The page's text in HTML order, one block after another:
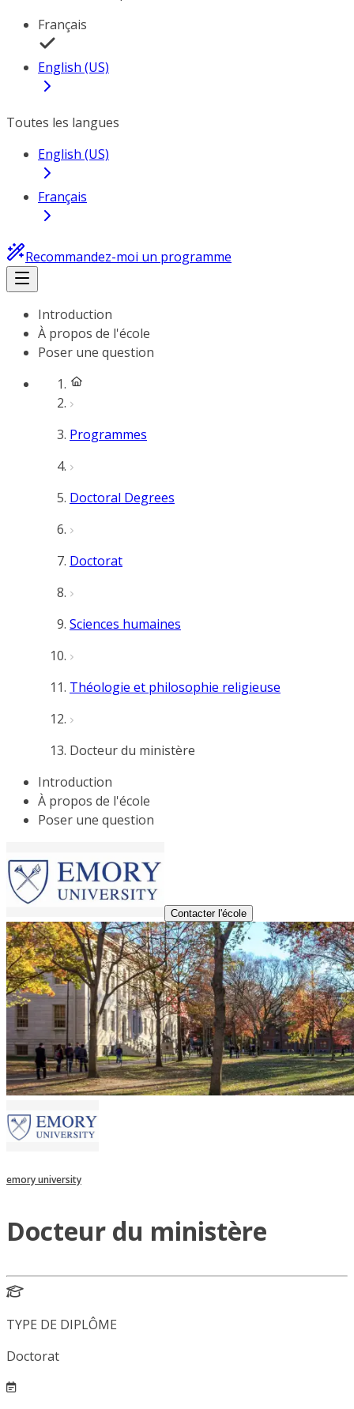
Français
English (US)
Toutes les langues
English (US)
Français
Recommandez-moi un programme
Introduction
À propos de l'école
Poser une question
Programmes
Doctoral Degrees
Doctorat
Sciences humaines
Théologie et philosophie religieuse
Docteur du ministère
Introduction
À propos de l'école
Poser une question
Contacter l'école
emory university
Docteur du ministère
TYPE DE DIPLÔME
Doctorat